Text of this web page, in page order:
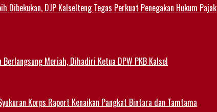
Dibekukan, DJP Kalselteng Tegas Perkuat Penegakan Hukum Pajak
Berlangsung Meriah, Dihadiri Ketua DPW PKB Kalsel
Korps Raport Kenaikan Pangkat Bintara dan Tamtama